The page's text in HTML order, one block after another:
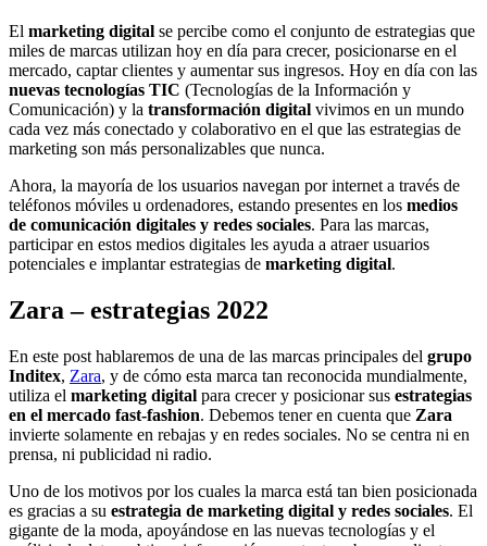
El marketing digital se percibe como el conjunto de estrategias que
miles de marcas utilizan hoy en día para crecer, posicionarse en el
mercado, captar clientes y aumentar sus ingresos. Hoy en día con las
nuevas tecnologías TIC (Tecnologías de la Información y
Comunicación) y la transformación digital vivimos en un mundo
cada vez más conectado y colaborativo en el que las estrategias de
marketing son más personalizables que nunca.
Ahora, la mayoría de los usuarios navegan por internet a través de
teléfonos móviles u ordenadores, estando presentes en los medios
de comunicación digitales y redes sociales. Para las marcas,
participar en estos medios digitales les ayuda a atraer usuarios
potenciales e implantar estrategias de marketing digital.
Zara – estrategias 2022
En este post hablaremos de una de las marcas principales del grupo
Inditex, Zara, y de cómo esta marca tan reconocida mundialmente,
utiliza el marketing digital para crecer y posicionar sus estrategias
en el mercado fast-fashion. Debemos tener en cuenta que Zara
invierte solamente en rebajas y en redes sociales. No se centra ni en
prensa, ni publicidad ni radio.
Uno de los motivos por los cuales la marca está tan bien posicionada
es gracias a su estrategia de marketing digital y redes sociales. El
gigante de la moda, apoyándose en las nuevas tecnologías y el